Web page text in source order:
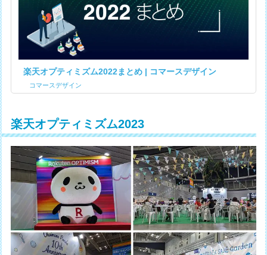
楽天オプティミズム2022まとめ | コマースデザイン
コマースデザイン
楽天オプティミズム2023